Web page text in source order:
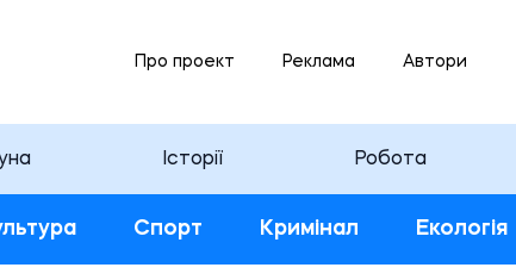
Про проект Реклама Автори
Історії Робота
Спорт Кримінал Екологія